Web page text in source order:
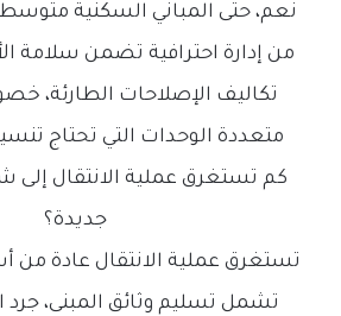
نعم، حتى المباني السكنية
من إدارة احترافية تضمن سلامة
تكاليف الإصلاحات الطارئة،
متعددة الوحدات التي تحتاج
كم تستغرق عملية الانتقال إلى
جديدة؟
تستغرق عملية الانتقال عادة من
تشمل تسليم وثائق المبنى، جرد